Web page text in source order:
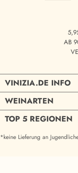
AB
VINIZIA.DE INFO
WEINARTEN
TOP 5 REGIONEN
*keine Lieferung an